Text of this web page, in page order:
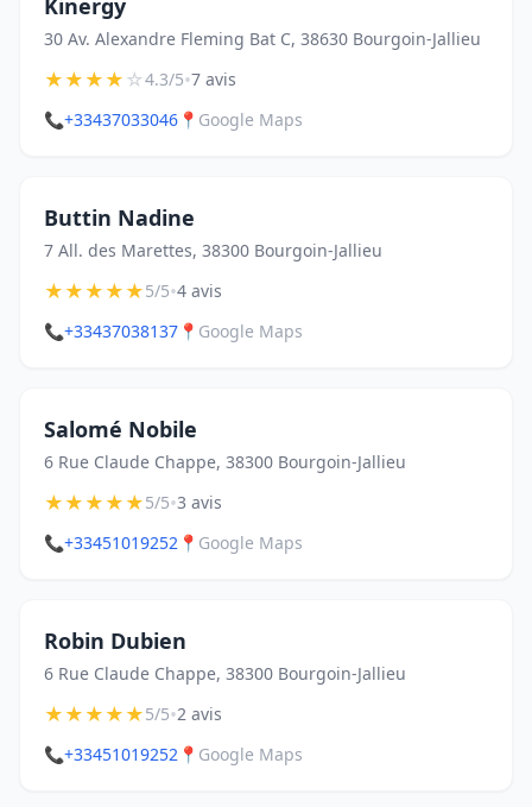
Kinergy
30 Av. Alexandre Fleming Bat C, 38630 Bourgoin-Jallieu
★★★★☆4.3/5•7 avis
📞+33437033046 📍 Google Maps
Buttin Nadine
7 All. des Marettes, 38300 Bourgoin-Jallieu
★★★★★5/5•4 avis
📞+33437038137 📍 Google Maps
Salomé Nobile
6 Rue Claude Chappe, 38300 Bourgoin-Jallieu
★★★★★5/5•3 avis
📞+33451019252 📍 Google Maps
Robin Dubien
6 Rue Claude Chappe, 38300 Bourgoin-Jallieu
★★★★★5/5•2 avis
📞+33451019252 📍 Google Maps